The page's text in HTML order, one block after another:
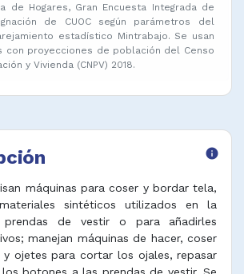
de Hogares, Gran Encuesta Integrada de
de CUOC según parámetros del
estadístico Mintrabajo. Se usan
con proyecciones de población del Censo
y Vivienda (CNPV) 2018.
info
máquinas para coser y bordar tela,
sintéticos utilizados en la
de vestir o para añadirles
manejan máquinas de hacer, coser
y ojetes para cortar los ojales, repasar
botones a las prendas de vestir. Se